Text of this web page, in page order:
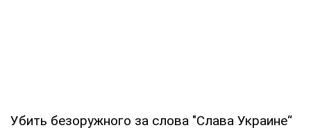
Убить безоружного за слова "Слава Украине“